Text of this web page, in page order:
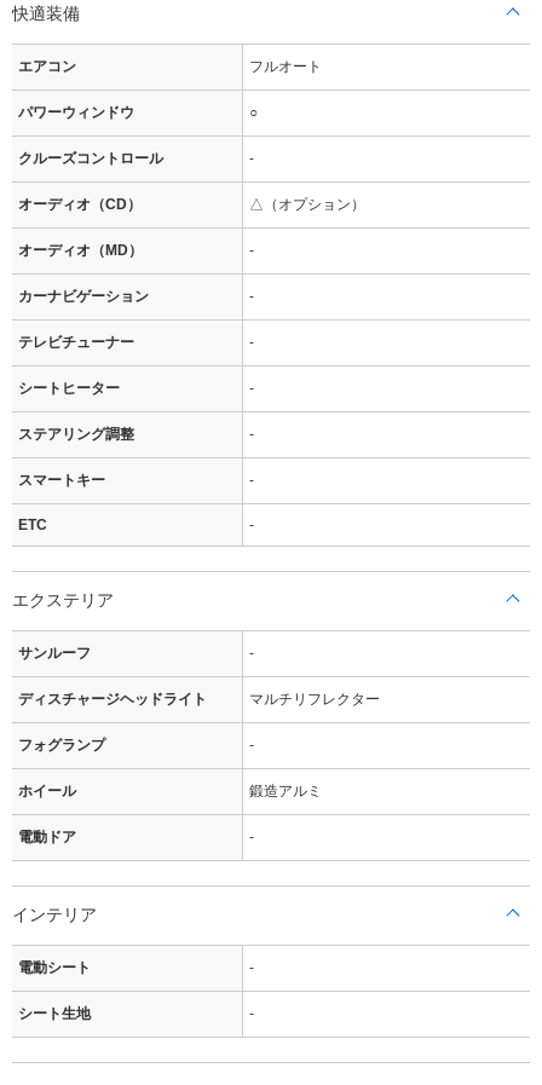
快適装備
エアコン フルオート
パワーウィンドウ ○
クルーズコントロール -
オーディオ（CD） △（オプション）
オーディオ（MD） -
カーナビゲーション -
テレビチューナー -
シートヒーター -
ステアリング調整 -
スマートキー -
ETC -
エクステリア
サンルーフ -
ディスチャージヘッドライト マルチリフレクター
フォグランプ -
ホイール 鍛造アルミ
電動ドア -
インテリア
電動シート -
シート生地 -